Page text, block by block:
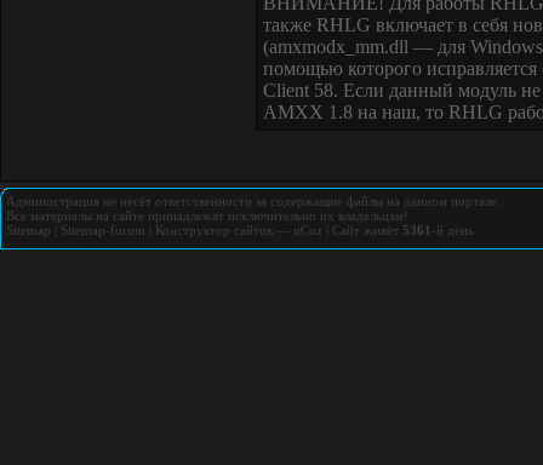
также RHLG включает в себя
(amxmodx_mm.dll — для
помощью которого
Client 58. Если данный модуль не
AMXX 1.8 на наш, то RHLG
Администрация не несёт ответственности за содержащие файлы на данном портале.
Все материалы на сайте принадлежат исключительно их владельцам!
Sitemap
Sitemap-forum Конструктор сайтов uCoz Сайт живёт 5361 -й день.